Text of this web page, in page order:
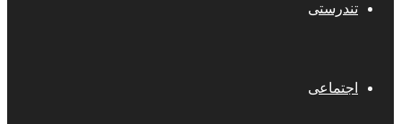
تندرستی
اجتماعی